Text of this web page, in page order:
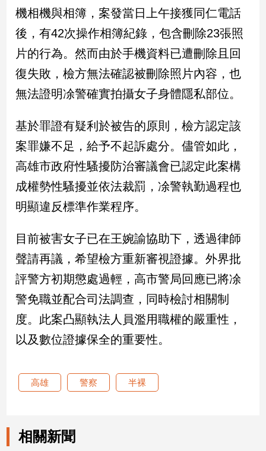
兩
岸/
國
際
會/
地
方
新
冠
病
專
區
台
灣
觀
南
台
灣
機相機與相簿，案發當日上午接獲同仁電話
後，有42次操作相簿紀錄，包含刪除23張照
片的行為。然而由於手機資料已遭刪除且回
復失敗，檢方無法確認被刪除照片內容，也
無法證明凃警確實拍攝女子身體隱私部位。
基於罪證有疑利於被告的原則，檢方認定該
案罪嫌不足，給予不起訴處分。儘管如此，
高雄市政府性騷擾防治審議會已認定此案構
成權勢性騷擾並依法裁罰，凃警執勤過程也
明顯違反標準作業程序。
目前被害女子已在王婉諭協助下，透過律師
聲請再議，希望檢方重新審視證據。外界批
評警方初期懲處過輕，高市警局回應已將凃
警免職並配合司法調查，同時檢討相關制
度。此案凸顯執法人員濫用職權的嚴重性，
以及數位證據保全的重要性。
高雄 警察 半裸
相關新聞